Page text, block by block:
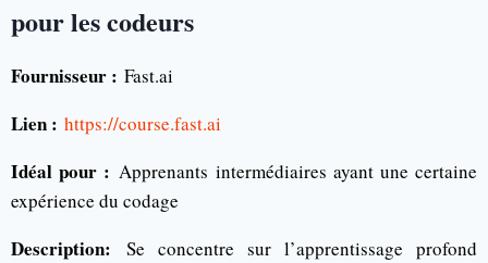
pour les codeurs
Fournisseur : Fast.ai
Lien : https://course.fast.ai
Idéal pour : Apprenants intermédiaires ayant une certaine
expérience du codage
Description: Se concentre sur l’apprentissage profond